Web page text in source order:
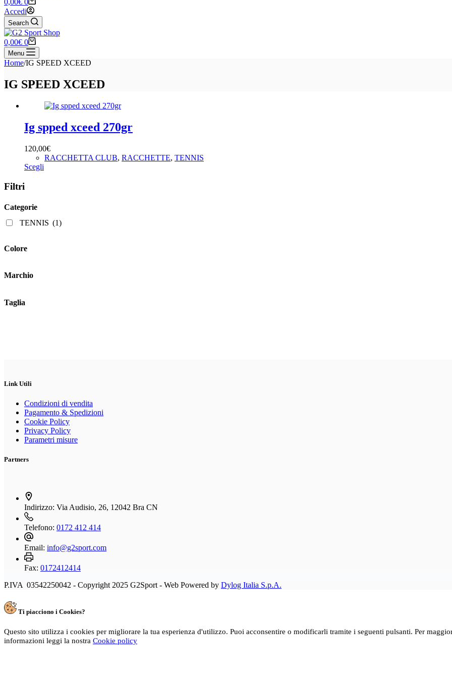
0,00€ 0
Accedi
Search
Carrello
0,00€ 0
Menu
Home/IG SPEED XCEED
IG SPEED XCEED
Ig spped xceed 270gr
120,00€
RACCHETTA CLUB, RACCHETTE, TENNIS
Scegli
opzioni
possono
Filtri
Categorie
TENNIS (1)
Colore
Marchio
Taglia
Link Utili
Condizioni di vendita
Pagamento & Spedizioni
Cookie Policy
Privacy Policy
Parametri misure
Partners
Indirizzo: Via Audisio, 26, 12042 Bra CN
Telefono: 0172 412 414
Email: info@g2sport.com
Fax: 0172412414
P.IVA 03542250042 - Copyright 2025 G2Sport - Web Powered by Dylog Italia S.p.A.
Ti piacciono i Cookies?
Questo sito utilizza i cookies per migliorare la tua esperienza d'utilizzo. Puoi acconsentire o modificarli tramite i seguenti pulsanti. Per
informazioni leggi la nostra Cookie policy